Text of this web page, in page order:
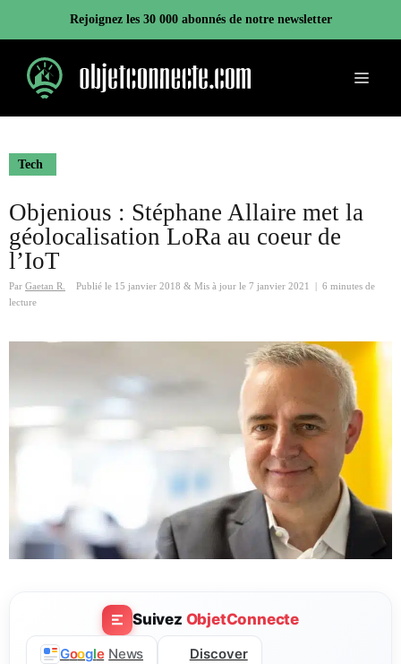
contenu
Rejoignez les 30 000 abonnés de notre newsletter
Menu
Tech
Objenious : Stéphane Allaire met la
géolocalisation LoRa au coeur de
l’IoT
Par Gaetan R. Publié le 15 janvier 2018 & Mis à jour le 7 janvier 2021
6 minutes de
lecture
Suivez ObjetConnecte
Google News Discover